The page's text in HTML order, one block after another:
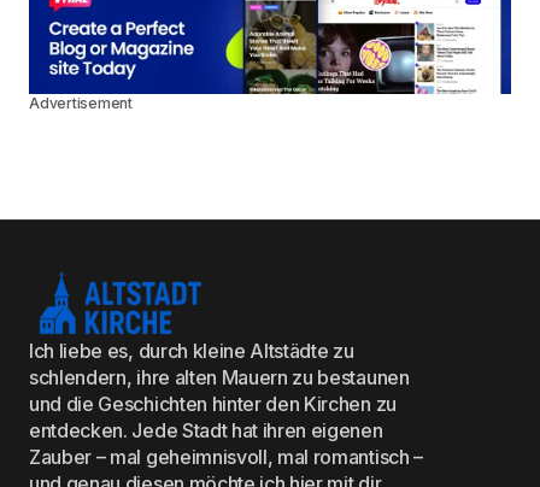
Advertisement
Ich liebe es, durch kleine Altstädte zu
schlendern, ihre alten Mauern zu bestaunen
und die Geschichten hinter den Kirchen zu
entdecken. Jede Stadt hat ihren eigenen
Zauber – mal geheimnisvoll, mal romantisch –